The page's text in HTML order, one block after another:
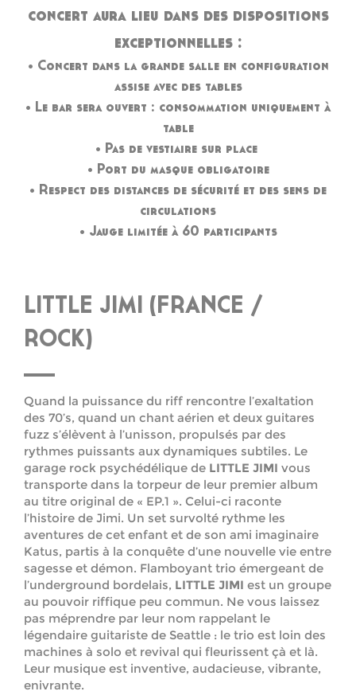
concert aura lieu dans des dispositions
exceptionnelles :
• Concert dans la grande salle en configuration
assise avec des tables
• Le bar sera ouvert : consommation uniquement à
table
• Pas de vestiaire sur place
• Port du masque obligatoire
• Respect des distances de sécurité et des sens de
circulations
• Jauge limitée à 60 participants
LITTLE JIMI (FRANCE /
ROCK)
Quand la puissance du riff rencontre l’exaltation
des 70’s, quand un chant aérien et deux guitares
fuzz s’élèvent à l’unisson, propulsés par des
rythmes puissants aux dynamiques subtiles. Le
garage rock psychédélique de LITTLE JIMI vous
transporte dans la torpeur de leur premier album
au titre original de « EP.1 ». Celui-ci raconte
l’histoire de Jimi. Un set survolté rythme les
aventures de cet enfant et de son ami imaginaire
Katus, partis à la conquête d’une nouvelle vie entre
sagesse et démon. Flamboyant trio émergeant de
l’underground bordelais, LITTLE JIMI est un groupe
au pouvoir riffique peu commun. Ne vous laissez
pas méprendre par leur nom rappelant le
légendaire guitariste de Seattle : le trio est loin des
machines à solo et revival qui fleurissent çà et là.
Leur musique est inventive, audacieuse, vibrante,
enivrante.